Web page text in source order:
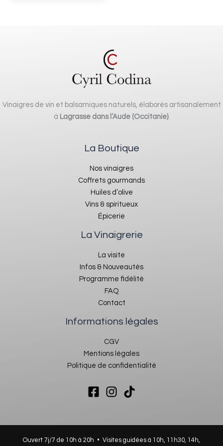
Vinaigres de vin et balsamiques naturels, élaborés artisanalement
à Lagrasse dans l’Aude (Occitanie).
La Boutique
Nos vinaigres
Coffrets gourmands
Huiles d’olive
Vins & spiritueux
Épicerie
La Vinaigrerie
La visite
Infos & Nouveautés
Programme fidélité
FAQ
Contact
Informations légales
CGV
Mentions légales
Politique de confidentialité
Ouvert 7j/7 de 10h à 20h • Visites guidées à 10h, 11h30, 14h,